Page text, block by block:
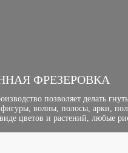
ФРЕЗЕРОВКА
позволяет делать
фигуры, волны, полосы, арки,
цветов и растений, любые